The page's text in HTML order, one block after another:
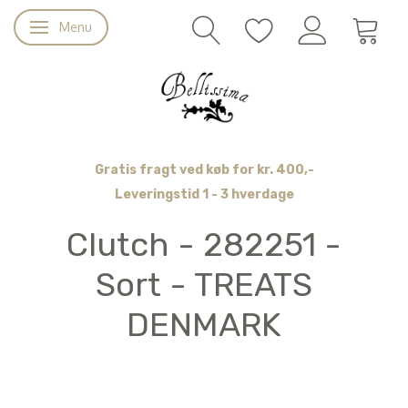
Skifte navigation
Menu
Gratis fragt ved køb for kr. 400,-
Leveringstid 1 - 3 hverdage
Clutch - 282251 -
Sort - TREATS
DENMARK